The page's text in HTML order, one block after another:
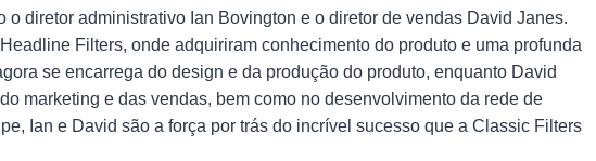
o diretor administrativo Ian Bovington e o diretor de vendas David Janes.
Filters, onde adquiriram conhecimento do produto e uma profunda
se encarrega do design e da produção do produto, enquanto David
marketing e das vendas, bem como no desenvolvimento da rede de
Ian e David são a força por trás do incrível sucesso que a Classic Filters